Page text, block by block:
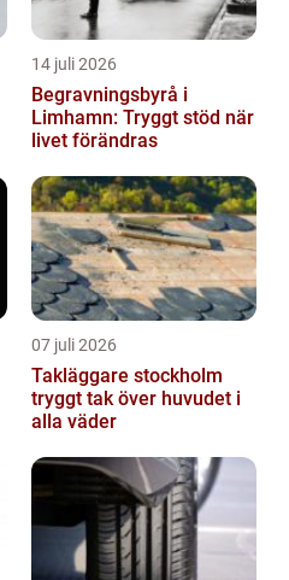
14 juli 2026
Begravningsbyrå i
Limhamn: Tryggt stöd när
livet förändras
07 juli 2026
Takläggare stockholm
tryggt tak över huvudet i
alla väder